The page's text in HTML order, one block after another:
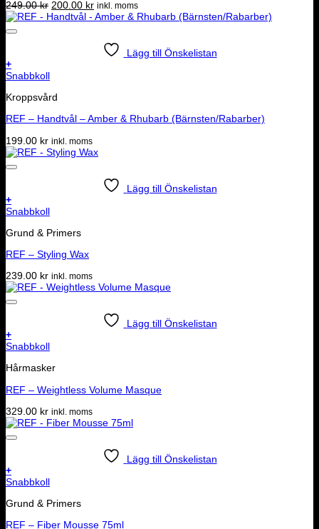
249.00kr Det
ursprungliga
200.00 krDet
nuvarande
200.00 kr.
inkl. moms
Lägg till Önskelistan
+
Snabbkoll
Kroppsvård
REF – Handtvål – Amber & Rhubarb (Bärnsten/Rabarber)
199.00 kr inkl. moms
Lägg till Önskelistan
+
Snabbkoll
Grund & Primers
REF – Styling Wax
239.00 kr inkl. moms
Lägg till Önskelistan
+
Snabbkoll
Hårmasker
REF – Weightless Volume Masque
329.00 kr inkl. moms
Lägg till Önskelistan
+
Snabbkoll
Grund & Primers
REF – Fiber Mousse 75ml